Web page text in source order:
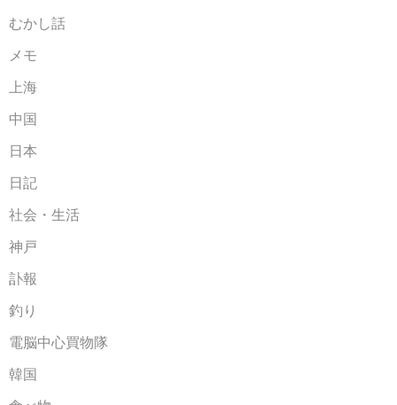
むかし話
メモ
上海
中国
日本
日記
社会・生活
神戸
訃報
釣り
電脳中心買物隊
韓国